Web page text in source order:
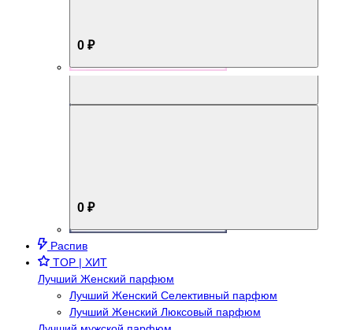
0 ₽
0 ₽
Распив
TOP | ХИТ
Лучший Женский парфюм
Лучший Женский Селективный парфюм
Лучший Женский Люксовый парфюм